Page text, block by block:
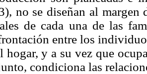
no se diseñan al margen
de cada una de las
entre los
hogar, y a su vez que
condiciona las